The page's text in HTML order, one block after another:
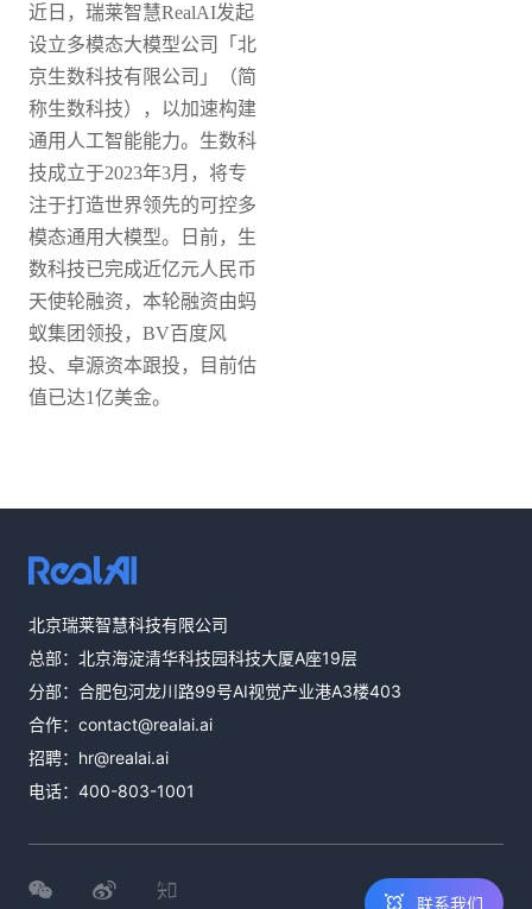
近日，瑞莱智慧RealAI发起
设立多模态大模型公司「北
京生数科技有限公司」（简
称生数科技），以加速构建
通用人工智能能力。 生数科
技成立于2023年3月，将专
注于打造世界领先的可控多
模态通用大模型。日前，生
数科技已完成近亿元人民币
天使轮融资，本轮融资由蚂
蚁集团领投，BV百度风
投、卓源资本跟投，目前估
值已达1亿美金。
北京瑞莱智慧科技有限公司
总部：北京海淀清华科技园科技大厦A座19层
分部：合肥包河龙川路99号AI视觉产业港A3楼403
合作： contact@realai.ai
招聘： hr@realai.ai
电话： 400-803-1001
联系我们
邮件咨询
contact@realai.ai